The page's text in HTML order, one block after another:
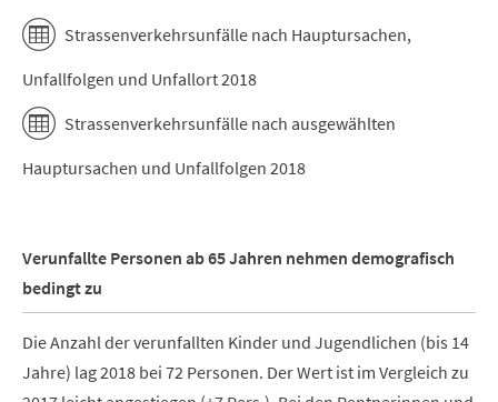
Strassenverkehrsunfälle nach Hauptursachen,
Unfallfolgen und Unfallort 2018
Strassenverkehrsunfälle nach ausgewählten
Hauptursachen und Unfallfolgen 2018
Verunfallte Personen ab 65 Jahren nehmen demografisch
bedingt zu
Die Anzahl der verunfallten Kinder und Jugendlichen (bis 14
Jahre) lag 2018 bei 72 Personen. Der Wert ist im Vergleich zu